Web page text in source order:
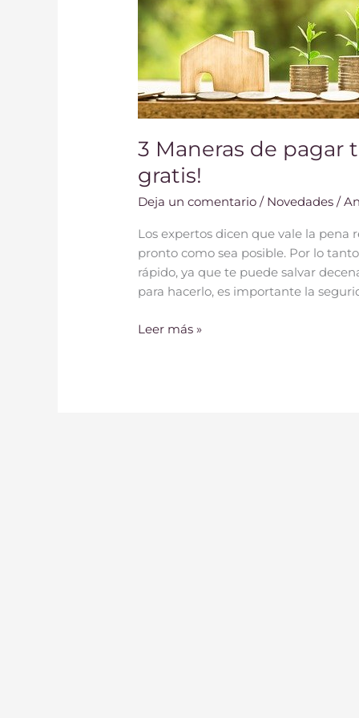
3 Maneras de pagar
gratis!
Deja un comentario / Novedades /
Los expertos dicen que vale la pena
pronto como sea posible. Por lo
rápido, ya que te puede salvar
para hacerlo, es importante la
es
gratis!
Leer más »